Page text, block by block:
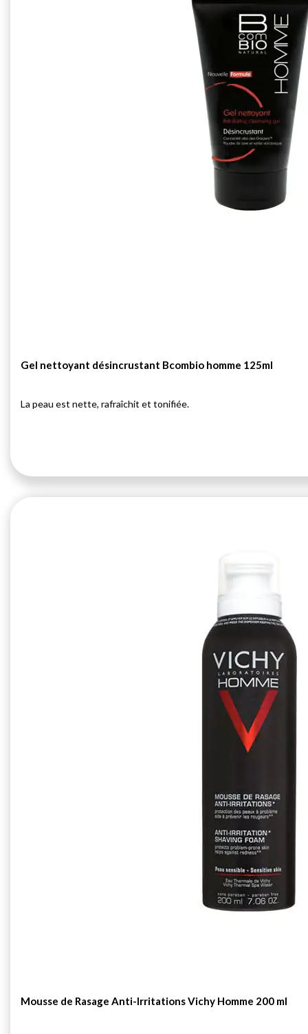
Gel nettoyant désincrustant Bcombio homme 125ml
La peau est nette, rafraîchit et tonifiée.
Mousse de Rasage Anti-Irritations Vichy Homme 200 ml